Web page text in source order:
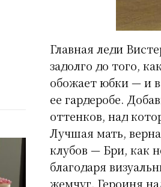
Главная леди
задолго до того,
обожает юбки — и
ее гардеробе.
оттенков, над
Лучшая мать,
клубов — Бри, как
благодаря
жемчуг. Героиня